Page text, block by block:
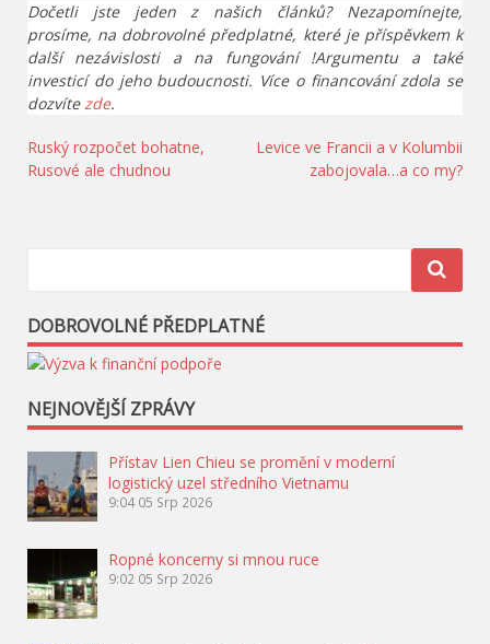
Dočetli jste jeden z našich článků? Nezapomínejte,
prosíme, na dobrovolné předplatné, které je příspěvkem k
další nezávislosti a na fungování !Argumentu a také
investicí do jeho budoucnosti. Více o financování zdola se
dozvítezde.
Navigace
pro
Ruský rozpočet bohatne,
Rusové ale chudnou
Levice ve Francii a v Kolumbii
zabojovala…a co my?
DOBROVOLNÉ PŘEDPLATNÉ
NEJNOVĚJŠÍ ZPRÁVY
Přístav Lien Chieu se promění v moderní
logistický uzel středního Vietnamu
9:04 05 Srp 2026
Ropné koncerny si mnou ruce
9:02 05 Srp 2026